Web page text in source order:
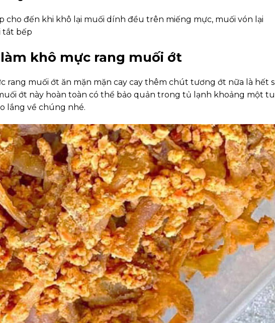
cho đến khi khô lại muối dính đều trên miếng mực, muối vón lại
tắt bếp
khô mực rang muối ớt
rang muối ớt ăn mặn mặn cay cay thêm chút tương ớt nữa là hết
ớt này hoàn toàn có thể bảo quản trong tủ lạnh khoảng một
lắng về chúng nhé.